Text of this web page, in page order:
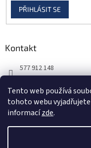
Tento web používá
tohoto webu vyjadřujete
informacízde.
PŘIHLÁSIT SE
Kontakt
577 912 148